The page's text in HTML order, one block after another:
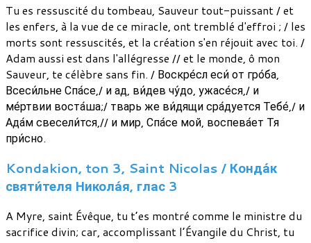
Tu es ressuscité du tombeau, Sauveur tout-puissant / et
les enfers, à la vue de ce miracle, ont tremblé d'effroi ; / les
morts sont ressuscités, et la création s'en réjouit avec toi. /
Adam aussi est dans l'allégresse // et le monde, ô mon
Sauveur, te célèbre sans fin. / Воскре́сл еси́ от гро́ба,
Всеси́льне Спа́се,/ и ад, ви́дев чу́до, ужасе́ся,/ и
ме́ртвии воста́ша;/ тварь же ви́дящи сра́дуется Тебе́,/ и
Ада́м свесели́тся,// и мир, Спа́се мой, воспева́ет Тя
при́сно.
Kondakion, ton 3, Saint Nicolas / Конда́к
святи́теля Никола́я, глас 3
A Myre, saint Évêque, tu t’es montré comme le ministre du
sacrifice divin; car, accomplissant l’Évangile du Christ, tu